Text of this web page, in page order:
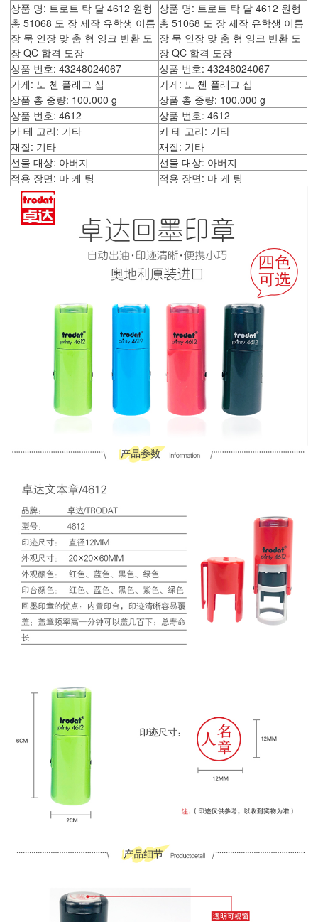
상품 명: 트로트 탁 달 4612 원형
총 51068 도 장 제작 유학생 이름
장 묵 인장 맞 춤 형 잉크 반환 도
장 QC 합격 도장
상품 명: 트로트 탁 달 4612 원형
총 51068 도 장 제작 유학생 이름
장 묵 인장 맞 춤 형 잉크 반환 도
장 QC 합격 도장
상품 번호: 43248024067
상품 번호: 43248024067
가게: 노 첸 플래그 십
가게: 노 첸 플래그 십
상품 총 중량: 100.000 g
상품 총 중량: 100.000 g
상품 번호: 4612
상품 번호: 4612
카 테 고리: 기타
카 테 고리: 기타
재질: 기타
재질: 기타
선물 대상: 아버지
선물 대상: 아버지
적용 장면: 마 케 팅
적용 장면: 마 케 팅